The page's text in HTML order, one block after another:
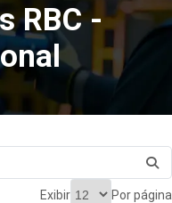
RBC -
Exibir Por página